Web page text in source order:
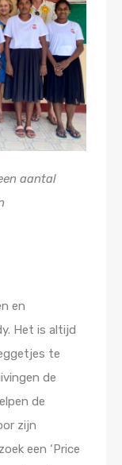
aantal
en
Het is altijd
te
de
de
zijn
een ‘Price